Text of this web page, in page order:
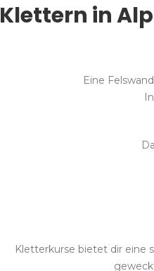
Klettern in
Eine
Kletterkurse bietet dir eine